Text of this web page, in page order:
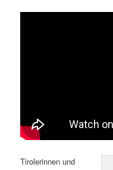
Tirolerinnen und